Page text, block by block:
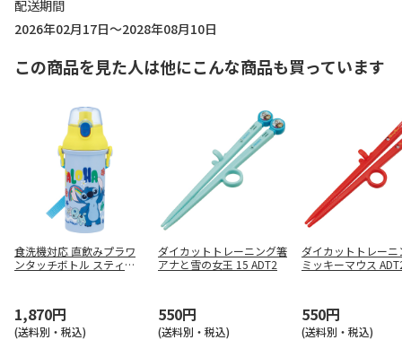
配送期間
2026年02月17日～2028年08月10日
この商品を見た人は他にこんな商品も買っています
食洗機対応 直飲みプラワ
ンタッチボトル スティッ
1,870円
(送料別・税込)
ダイカットトレーニング箸
アナと雪の女王 15 ADT2
550円
(送料別・税込)
ダイカットトレーニ
ミッキーマウス
550円
(送料別・税込)